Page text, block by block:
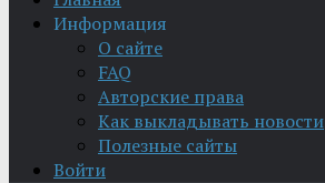
Информация
О сайте
FAQ
Авторские права
Как выкладывать новости
Полезные сайты
Войти